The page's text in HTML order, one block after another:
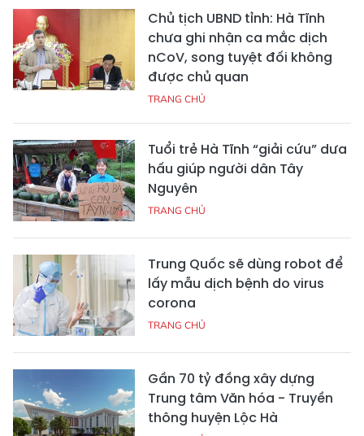
Chủ tịch UBND tỉnh: Hà Tĩnh
chưa ghi nhận ca mắc dịch
nCoV, song tuyệt đối không
được chủ quan
TRANG CHỦ
Tuổi trẻ Hà Tĩnh “giải cứu” dưa
hấu giúp người dân Tây
Nguyên
TRANG CHỦ
Trung Quốc sẽ dùng robot để
lấy mẫu dịch bệnh do virus
corona
TRANG CHỦ
Gần 70 tỷ đồng xây dựng
Trung tâm Văn hóa - Truyền
thông huyện Lộc Hà